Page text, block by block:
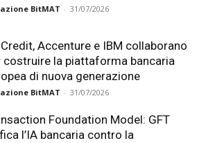
BitMAT - 31/07/2026
Accenture e IBM collaborano
costruire la piattaforma bancaria
di nuova generazione
BitMAT - 31/07/2026
Foundation Model: GFT
l’IA bancaria contro la